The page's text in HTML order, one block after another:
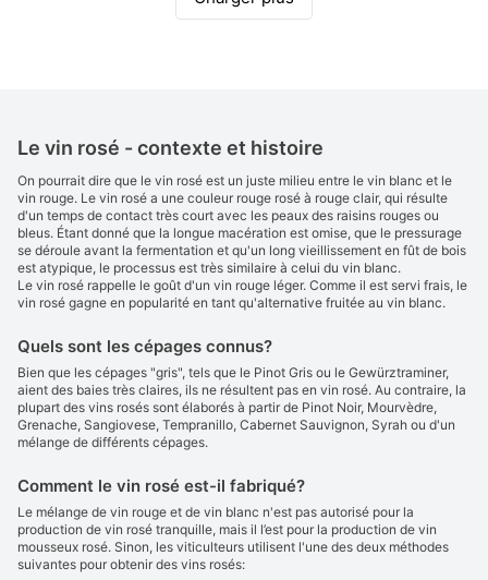
Le vin rosé - contexte et histoire
On pourrait dire que le vin rosé est un juste milieu entre le vin blanc et le
vin rouge. Le vin rosé a une couleur rouge rosé à rouge clair, qui résulte
d'un temps de contact très court avec les peaux des raisins rouges ou
bleus. Étant donné que la longue macération est omise, que le pressurage
se déroule avant la fermentation et qu'un long vieillissement en fût de bois
est atypique, le processus est très similaire à celui du vin blanc.
Le vin rosé rappelle le goût d'un vin rouge léger. Comme il est servi frais, le
vin rosé gagne en popularité en tant qu'alternative fruitée au vin blanc.
Quels sont les cépages connus?
Bien que les cépages "gris", tels que le Pinot Gris ou le Gewürztraminer,
aient des baies très claires, ils ne résultent pas en vin rosé. Au contraire, la
plupart des vins rosés sont élaborés à partir de Pinot Noir, Mourvèdre,
Grenache, Sangiovese, Tempranillo, Cabernet Sauvignon, Syrah ou d'un
mélange de différents cépages.
Comment le vin rosé est-il fabriqué?
Le mélange de vin rouge et de vin blanc n'est pas autorisé pour la
production de vin rosé tranquille, mais il l’est pour la production de vin
mousseux rosé. Sinon, les viticulteurs utilisent l'une des deux méthodes
suivantes pour obtenir des vins rosés: